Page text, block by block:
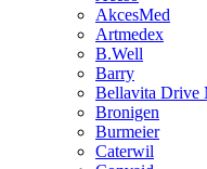
AkcesMed
Artmedex
B.Well
Barry
Bellavita Drive
Bronigen
Burmeier
Caterwil